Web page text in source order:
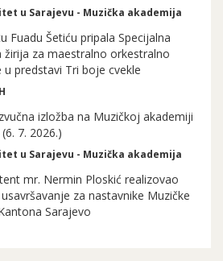
u Sarajevu - Muzička akademija
Fuadu Šetiću pripala Specijalna
žirija za maestralno orkestralno
u predstavi Tri boje cvekle
izložba na Muzičkoj akademiji
7. 2026.)
u Sarajevu - Muzička akademija
mr. Nermin Ploskić realizovao
za nastavnike Muzičke
Sarajevo